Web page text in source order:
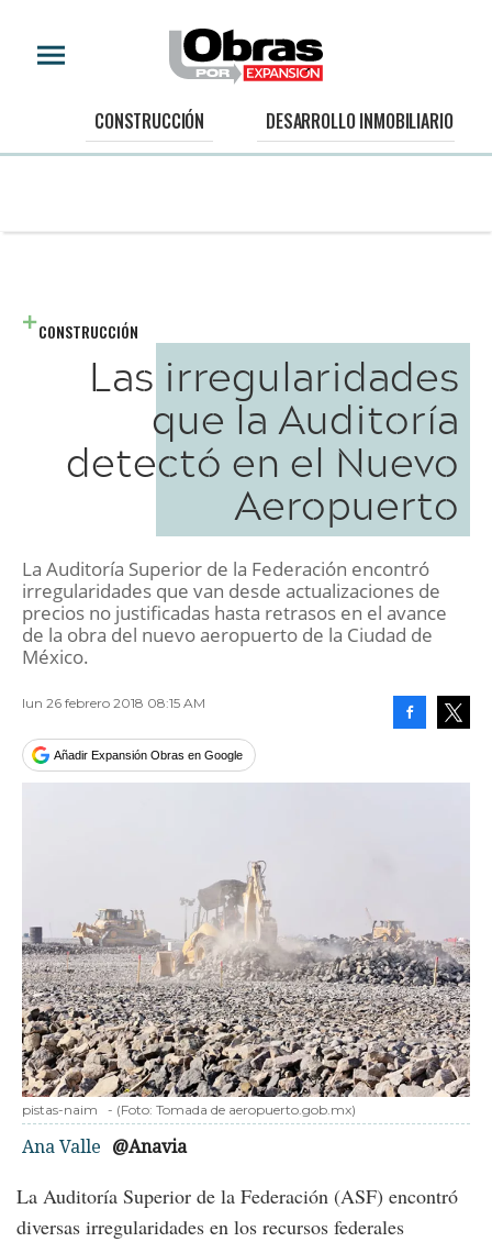
CONSTRUCCIÓN DESARROLLO INMOBILIARIO
CONSTRUCCIÓN
Las irregularidades
que la Auditoría
detectó en el Nuevo
Aeropuerto
La Auditoría Superior de la Federación encontró
irregularidades que van desde actualizaciones de
precios no justificadas hasta retrasos en el avance
de la obra del nuevo aeropuerto de la Ciudad de
México.
lun 26 febrero 2018 08:15 AM
Añadir Expansión Obras en Google
pistas-naim - (Foto: Tomada de aeropuerto.gob.mx)
Ana Valle @Anavia
La Auditoría Superior de la Federación (ASF) encontró
diversas irregularidades en los recursos federales